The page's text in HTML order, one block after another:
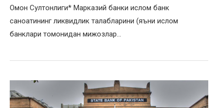
Омон Султонлиги* Марказий банки ислом банк
саноатининг ликвидлик талабларини (яъни ислом
банклари томонидан мижозлар…